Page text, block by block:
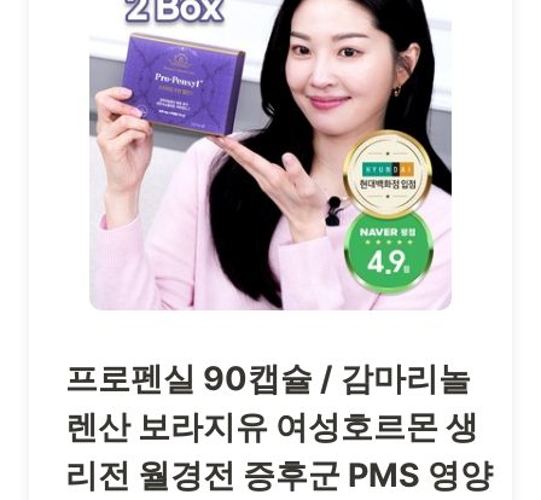
프로펜실 90캡슐 / 감마리놀
렌산 보라지유 여성호르몬 생
리전 월경전 증후군 PMS 영양